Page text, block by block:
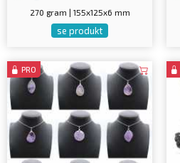
270 gram | 155x125x6 mm
se produkt
PRO